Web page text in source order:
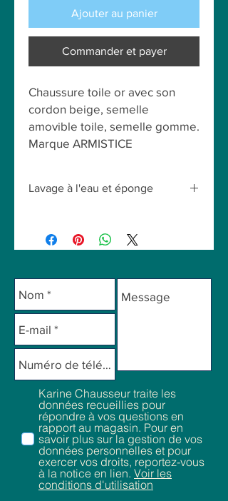
Ajouter au panier
Commander et payer
Chaussure toile or avec son
cordon beige, semelle
amovible toile, semelle gomme.
Marque ARMISTICE
Lavage à l'eau et éponge
Karine Chausseur traite les
données recueillies pour
répondre à vos questions en
rapport au magasin. Pour en
savoir plus sur la gestion de vos
données personnelles et pour
exercer vos droits, reportez-vous
à la notice en lien. Voir les
conditions d'utilisation